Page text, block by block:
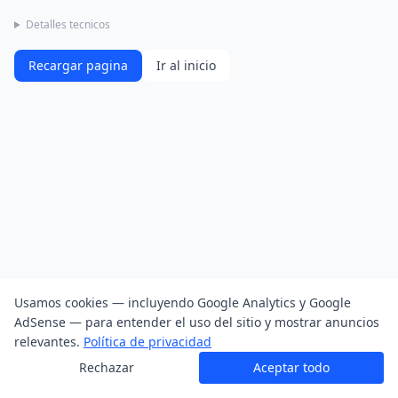
Detalles tecnicos
Recargar pagina Ir al inicio
Usamos cookies — incluyendo Google Analytics y Google
AdSense — para entender el uso del sitio y mostrar anuncios
relevantes. Política de privacidad
Rechazar
Aceptar todo